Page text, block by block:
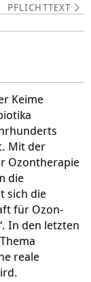
PFLICHTTEXT
Keime
Mit der
Ozontherapie
die
sich die
für Ozon-
In den letzten
reale